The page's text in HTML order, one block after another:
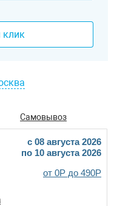
клик
Самовывоз
c 08 августа 2026
по 10 августа 2026
от 0Р до 490Р